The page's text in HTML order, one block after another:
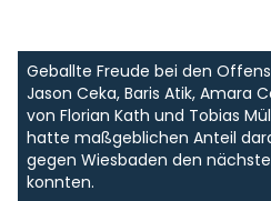
Geballte Freude bei den
Jason Ceka, Baris Atik, Amara
von Florian Kath und Tobias
hatte maßgeblichen Anteil
gegen Wiesbaden den
konnten.